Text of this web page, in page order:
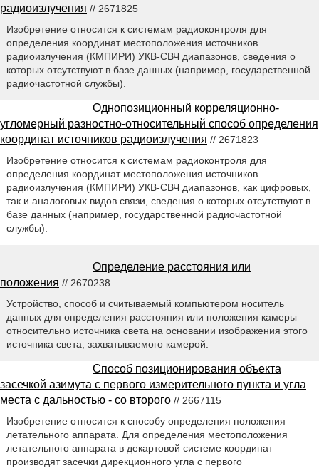
радиоизлучения // 2671825
Изобретение относится к системам радиоконтроля для
определения координат местоположения источников
радиоизлучения (КМПИРИ) УКВ-СВЧ диапазонов, сведения о
которых отсутствуют в базе данных (например, государственной
радиочастотной службы).
Однопозиционный корреляционно-
угломерный разностно-относительный способ определения
координат источников радиоизлучения // 2671823
Изобретение относится к системам радиоконтроля для
определения координат местоположения источников
радиоизлучения (КМПИРИ) УКВ-СВЧ диапазонов, как цифровых,
так и аналоговых видов связи, сведения о которых отсутствуют в
базе данных (например, государственной радиочастотной
службы).
Определение расстояния или
положения // 2670238
Устройство, способ и считываемый компьютером носитель
данных для определения расстояния или положения камеры
относительно источника света на основании изображения этого
источника света, захватываемого камерой.
Способ позиционирования объекта
засечкой азимута с первого измерительного пункта и угла
места с дальностью - со второго // 2667115
Изобретение относится к способу определения положения
летательного аппарата. Для определения местоположения
летательного аппарата в декартовой системе координат
производят засечки дирекционного угла с первого